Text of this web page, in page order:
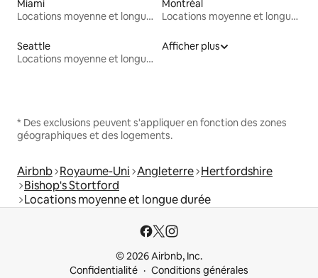
Miami
Locations moyenne et longue durée
Montréal
Locations moyenne et longue durée
Seattle
Locations moyenne et longue durée
Afficher plus
* Des exclusions peuvent s'appliquer en fonction des zones
géographiques et des logements.
Airbnb Royaume-Uni Angleterre Hertfordshire
Bishop's Stortford
Locations moyenne et longue durée
© 2026 Airbnb, Inc.
Confidentialité
Conditions générales